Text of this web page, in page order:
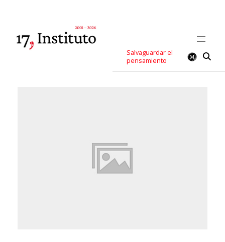
Salvaguardar el
pensamiento